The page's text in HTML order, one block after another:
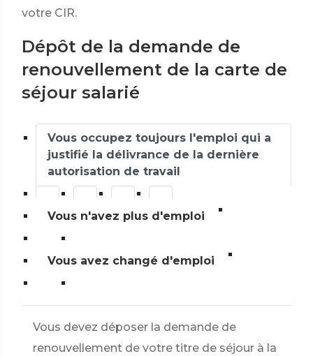
votre CIR.
Dépôt de la demande de
renouvellement de la carte de
séjour salarié
Vous occupez toujours l'emploi qui a
justifié la délivrance de la dernière
autorisation de travail
Vous n'avez plus d'emploi
Vous avez changé d'emploi
Vous devez déposer la demande de
renouvellement de votre titre de séjour à la